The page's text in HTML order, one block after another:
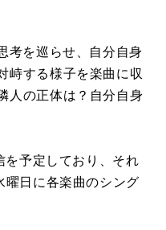
考を巡らせ、自分自身
峙する様子を楽曲に収
人の正体は？自分自身
予定しており、それ
曜日に各楽曲のシング